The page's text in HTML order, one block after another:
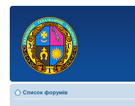
Список форумів